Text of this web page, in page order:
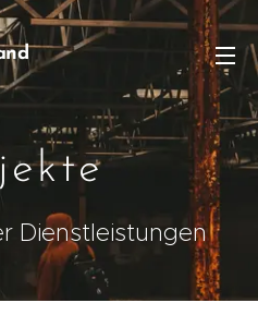
Dienstleistungen